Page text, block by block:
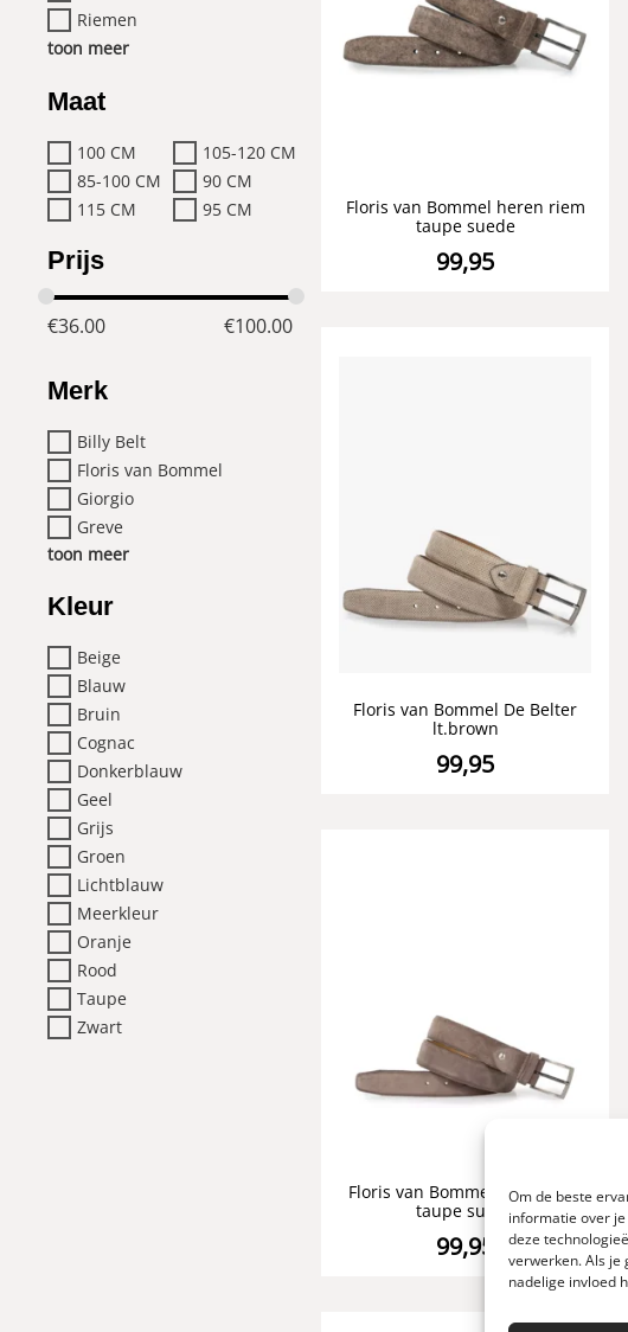
Om de beste
informatie over
deze
verwerken. Als je
nadelige invloed
Riemen
toon meer
Maat
100 CM
105-120 CM
85-100 CM
90 CM
115 CM
95 CM
Prijs
€36.00 €100.00
Merk
Billy Belt
Floris van Bommel
Giorgio
Greve
toon meer
Kleur
Beige
Blauw
Bruin
Cognac
Donkerblauw
Geel
Grijs
Groen
Lichtblauw
Meerkleur
Oranje
Rood
Taupe
Zwart
Floris van Bommel heren riem
taupe suede
99,95
Floris van Bommel De Belter
lt.brown
99,95
Floris van Bommel herenriem
taupe suede
99,95